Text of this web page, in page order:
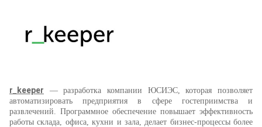
r_keeper — разработка компании ЮСИЭС, которая позволяет
автоматизировать предприятия в сфере гостеприимства и
развлечений. Программное обеспечение повышает эффективность
работы склада, офиса, кухни и зала, делает бизнес-процессы более